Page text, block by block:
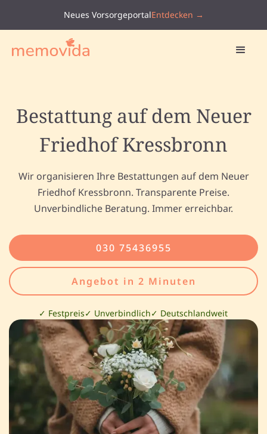
Neues VorsorgeportalEntdecken →
Bestattung auf dem Neuer
Friedhof Kressbronn
Wir organisieren Ihre Bestattungen auf dem Neuer
Friedhof Kressbronn. Transparente Preise.
Unverbindliche Beratung. Immer erreichbar.
030 75436955
Angebot in 2 Minuten
✓ Festpreis✓ Unverbindlich✓ Deutschlandweit